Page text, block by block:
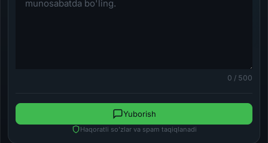
0 / 500
Haqoratli so'zlar va spam taqiqlanadi
Yuborish